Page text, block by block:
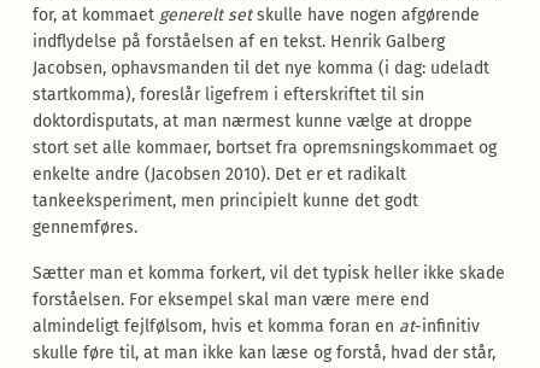
for, at kommaet generelt setskulle have nogen afgørende
indflydelse på forståelsen af en tekst. Henrik Galberg
Jacobsen, ophavsmanden til det nye komma (i dag: udeladt
startkomma), foreslår ligefrem i efterskriftet til sin
doktordisputats, at man nærmest kunne vælge at droppe
stort set alle kommaer, bortset fra opremsningskommaet og
enkelte andre (Jacobsen 2010). Det er et radikalt
tankeeksperiment, men principielt kunne det godt
gennemføres.
Sætter man et komma forkert, vil det typisk heller ikke skade
forståelsen. For eksempel skal man være mere end
almindeligt fejlfølsom, hvis et komma foran en at-infinitiv
skulle føre til, at man ikke kan læse og forstå, hvad der står,